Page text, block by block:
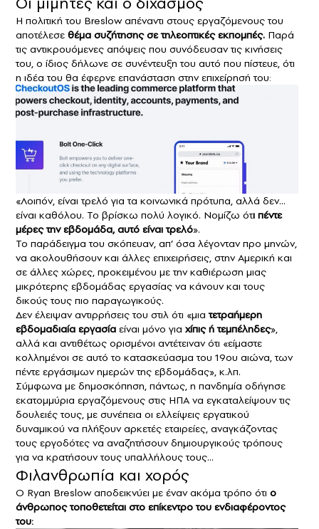
Η πολιτική του Breslow απέναντι στους εργαζόμενους του
αποτέλεσε θέμα συζήτησης σε τηλεοπτικές εκπομπές. Παρά
τις αντικρουόμενες απόψεις που συνόδευσαν τις κινήσεις
του, ο ίδιος δήλωνε σε συνέντευξη του αυτό που πίστευε, ότι
η ιδέα του θα έφερνε επανάσταση στην επιχείρησή του:
«Λοιπόν, είναι τρελό για τα κοινωνικά πρότυπα, αλλά δεν…
είναι καθόλου. Το βρίσκω πολύ λογικό. Νομίζω ότι πέντε
μέρες την εβδομάδα, αυτό είναι τρελό».
Το παράδειγμα του σκόπευαν, απ’ όσα λέγονταν προ μηνών,
να ακολουθήσουν και άλλες επιχειρήσεις, στην Αμερική και
σε άλλες χώρες, προκειμένου με την καθιέρωση μιας
μικρότερης εβδομάδας εργασίας να κάνουν και τους
δικούς τους πιο παραγωγικούς.
Δεν έλειψαν αντιρρήσεις του στιλ ότι «μιατετραήμερη
εβδομαδιαία εργασία είναι μόνο για χίπις ή τεμπέληδες»,
αλλά και αντιθέτως ορισμένοι αντέτειναν ότι «είμαστε
κολλημένοι σε αυτό το κατασκεύασμα του 19ου αιώνα, των
πέντε εργάσιμων ημερών της εβδομάδας», κ.λπ.
Σύμφωνα με δημοσκόπηση, πάντως, η πανδημία οδήγησε
εκατομμύρια εργαζόμενους στις ΗΠΑ να εγκαταλείψουν τις
δουλειές τους, με συνέπεια οι ελλείψεις εργατικού
δυναμικού να πλήξουν αρκετές εταιρείες, αναγκάζοντας
τους εργοδότες να αναζητήσουν δημιουργικούς τρόπους
για να κρατήσουν τους υπαλλήλους τους…
Φιλανθρωπία και χορός
O Ryan Breslow αποδεικνύει με έναν ακόμα τρόπο ότι ο
άνθρωπος τοποθετείται στο επίκεντρο του ενδιαφέροντος
του: